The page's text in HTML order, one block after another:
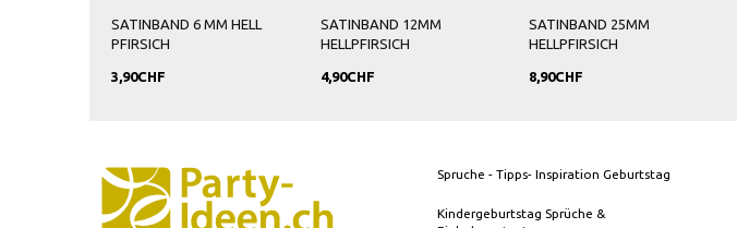
SATINBAND 6 MM HELL
PFIRSICH
3,90CHF
SATINBAND 12MM
HELLPFIRSICH
4,90CHF
SATINBAND 25MM
HELLPFIRSICH
8,90CHF
Spruche - Tipps- Inspiration Geburtstag
Kindergeburtstag Sprüche &